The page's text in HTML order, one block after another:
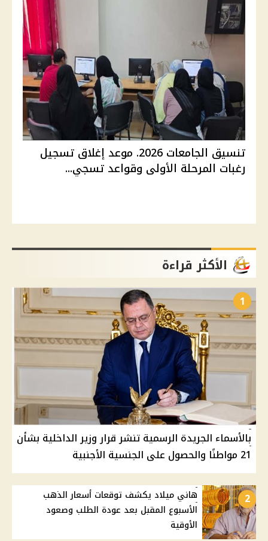
تنسيق الجامعات 2026. موعد إغلاق تسجيل
رغبات المرحلة الأولى وقواعد تسجي...
الأكثر قراءة
1
بالأسماء الجريدة الرسمية تنشر قرار وزير الداخلية بشأن
21 مواطنًا والحصول على الجنسية الأجنبية
2
هاني ميلاد يكشف توقعات أسعار الذهب
الأسبوع المقبل بعد عودة الطلب وصعود
الأوقية